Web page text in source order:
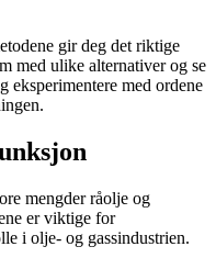
gir deg det riktige
med ulike alternativer og se
eksperimentere med ordene
mengder råolje og
er viktige for
i olje- og gassindustrien.